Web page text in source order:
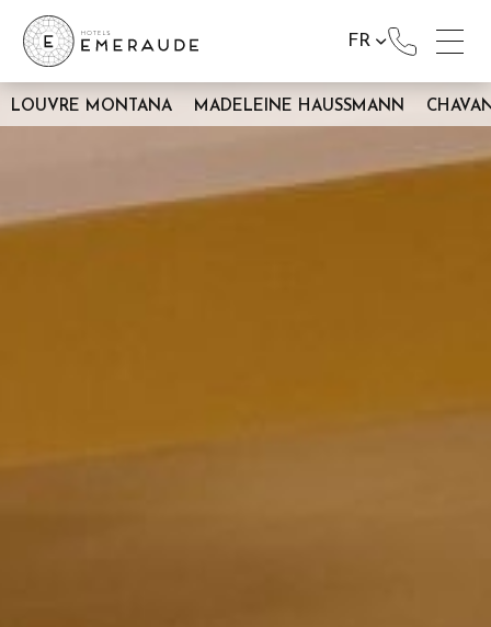
FR
LOUVRE MONTANA MADELEINE HAUSSMANN